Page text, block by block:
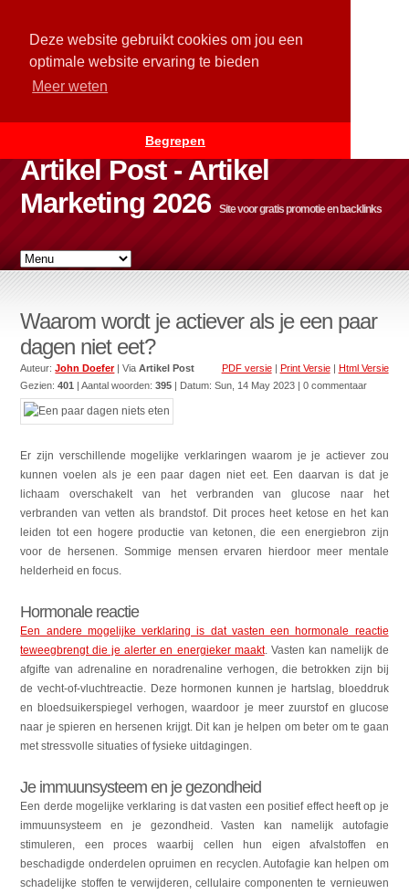
Deze website gebruikt cookies om jou een
optimale website ervaring te bieden
Meer weten
Begrepen
Artikel Post - Artikel
Marketing 2026
Site voor gratis promotie en backlinks
Waarom wordt je actiever als je een paar
dagen niet eet?
PDF versie| Print Versie| Html Versie
Auteur:John Doefer| ViaArtikel Post
Gezien:401 | Aantal woorden:395 | Datum:Sun, 14 May 2023 | 0 commentaar
Er zijn verschillende mogelijke verklaringen waarom je je actiever zou
kunnen voelen als je een paar dagen niet eet. Een daarvan is dat je
lichaam overschakelt van het verbranden van glucose naar het
verbranden van vetten als brandstof. Dit proces heet ketose en het kan
leiden tot een hogere productie van ketonen, die een energiebron zijn
voor de hersenen. Sommige mensen ervaren hierdoor meer mentale
helderheid en focus.
Hormonale reactie
Een andere mogelijke verklaring is dat vasten een hormonale reactie
teweegbrengt die je alerter en energieker maakt. Vasten kan namelijk de
afgifte van adrenaline en noradrenaline verhogen, die betrokken zijn bij
de vecht-of-vluchtreactie. Deze hormonen kunnen je hartslag, bloeddruk
en bloedsuikerspiegel verhogen, waardoor je meer zuurstof en glucose
naar je spieren en hersenen krijgt. Dit kan je helpen om beter om te gaan
met stressvolle situaties of fysieke uitdagingen.
Je immuunsysteem en je gezondheid
Een derde mogelijke verklaring is dat vasten een positief effect heeft op je
immuunsysteem en je gezondheid. Vasten kan namelijk autofagie
stimuleren, een proces waarbij cellen hun eigen afvalstoffen en
beschadigde onderdelen opruimen en recyclen. Autofagie kan helpen om
schadelijke stoffen te verwijderen, cellulaire componenten te vernieuwen